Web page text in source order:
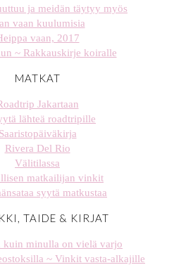
ja meidän täytyy myös
vaan kuulumisia
vaan, 2017
~ Rakkauskirje koiralle
MATKAT
Jakartaan
lähteä roadtripille
Saaristopäiväkirja
Rivera Del Rio
Välitilassa
matkailijan vinkit
syytä matkustaa
TAIDE & KIRJAT
kuin minulla on vielä varjo
~ Vinkit vasta-alkajille